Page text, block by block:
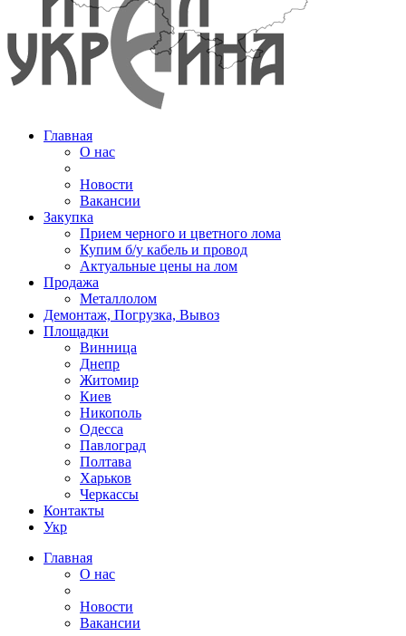
Главная
О нас
Новости
Вакансии
Закупка
Прием черного и цветного лома
Купим б/у кабель и провод
Актуальные цены на лом
Продажа
Металлолом
Демонтаж, Погрузка, Вывоз
Площадки
Винница
Днепр
Житомир
Киев
Никополь
Одесса
Павлоград
Полтава
Харьков
Черкассы
Контакты
Укр
Главная
О нас
Новости
Вакансии